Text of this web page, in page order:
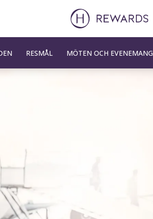
RESMÅL MÖTEN OCH EVENEMANG